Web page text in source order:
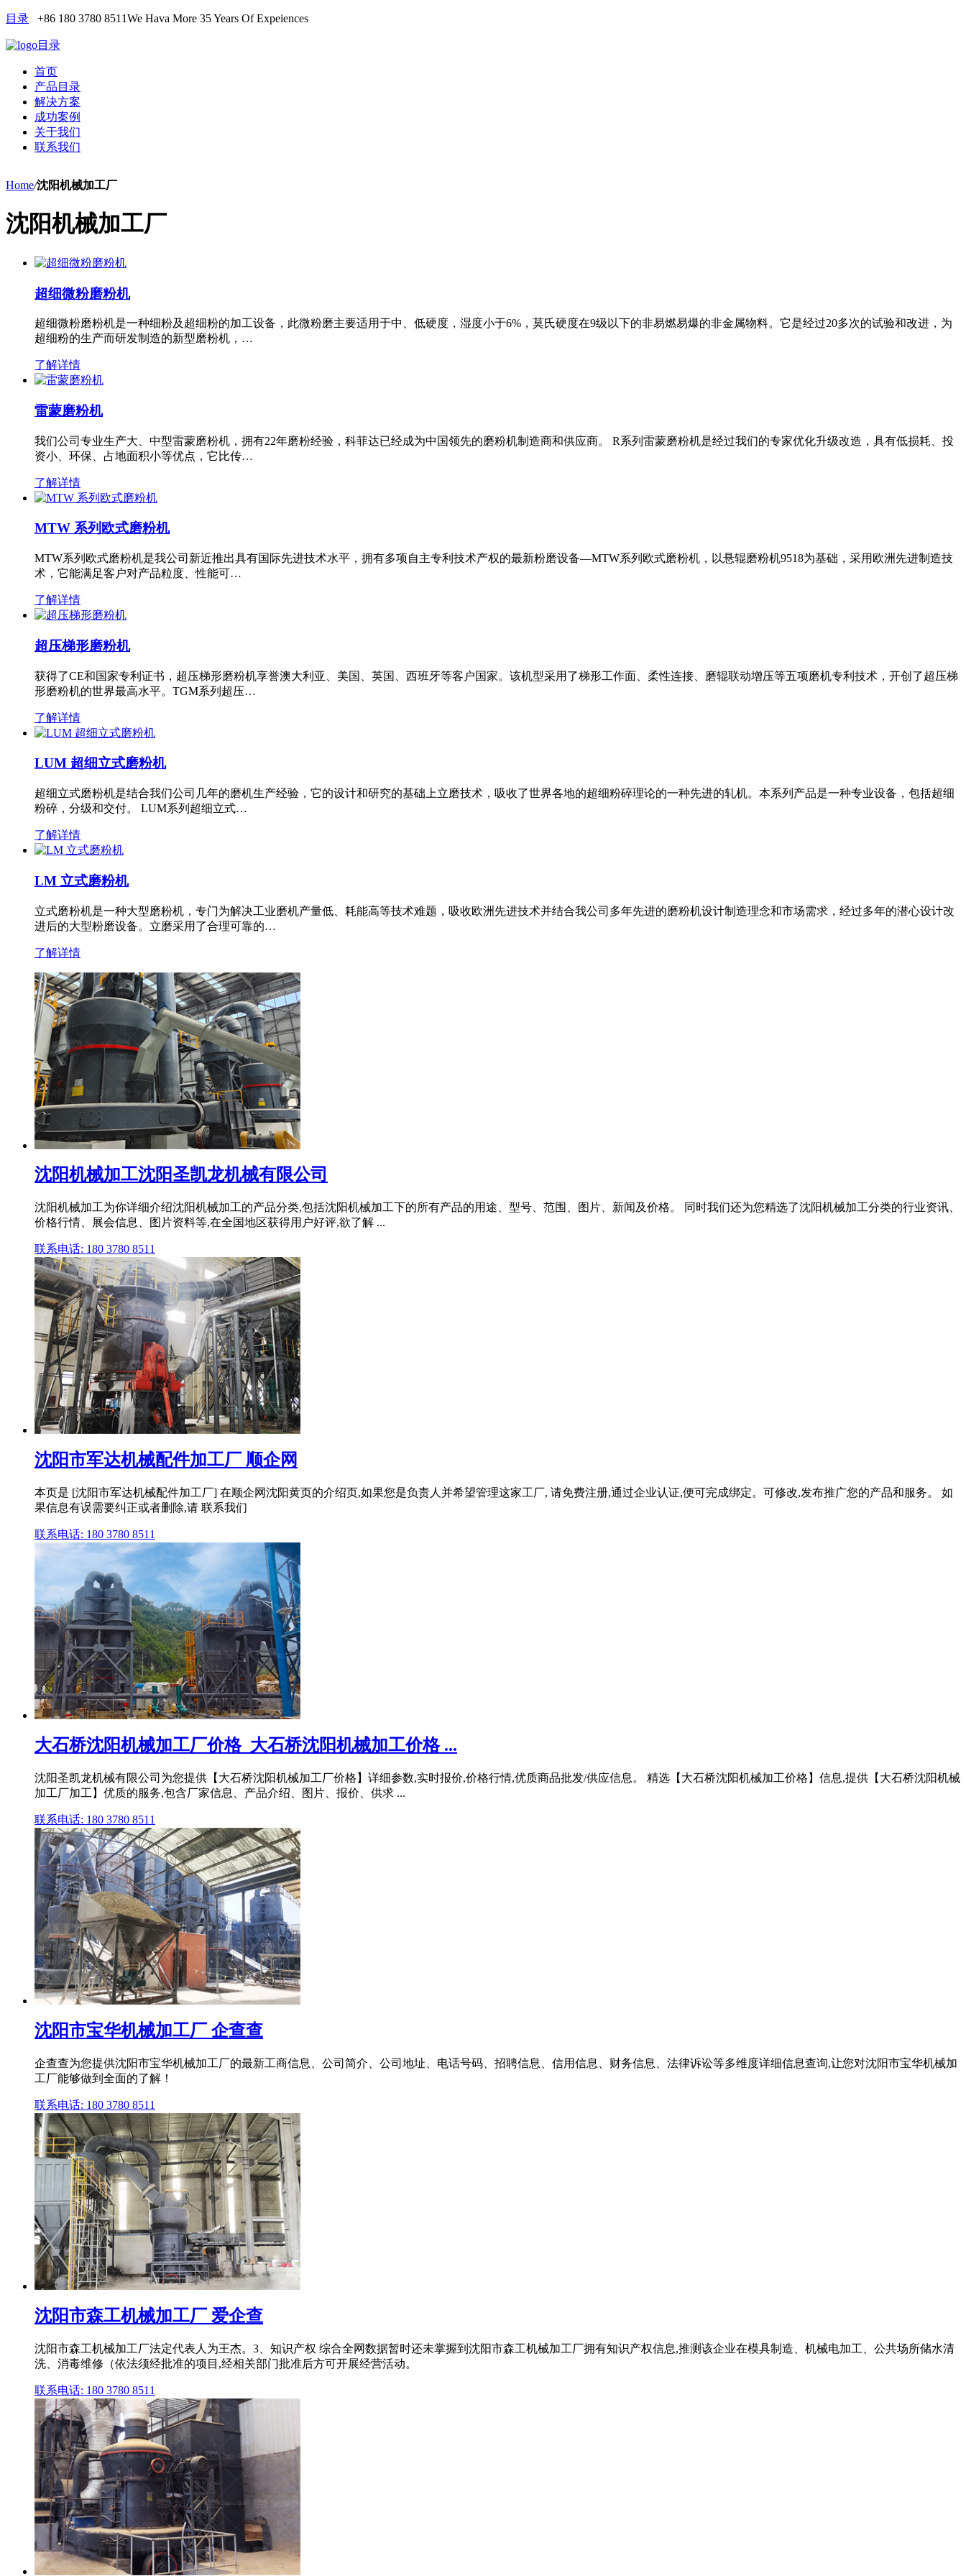
目录 +86 180 3780 8511We Hava More 35 Years Of Expeiences
目录
首页
产品目录
解决方案
成功案例
关于我们
联系我们
Home/沈阳机械加工厂
沈阳机械加工厂
超细微粉磨粉机
超细微粉磨粉机是一种细粉及超细粉的加工设备，此微粉磨主要适用于中、低硬度，湿度小于6%，莫氏硬度在9级以下的非易燃易爆的非金属物料。它是经过20多次的试验和改进，为
超细粉的生产而研发制造的新型磨粉机，…
了解详情
雷蒙磨粉机
我们公司专业生产大、中型雷蒙磨粉机，拥有22年磨粉经验，科菲达已经成为中国领先的磨粉机制造商和供应商。 R系列雷蒙磨粉机是经过我们的专家优化升级改造，具有低损耗、投
资小、环保、占地面积小等优点，它比传…
了解详情
MTW 系列欧式磨粉机
MTW系列欧式磨粉机是我公司新近推出具有国际先进技术水平，拥有多项自主专利技术产权的最新粉磨设备—MTW系列欧式磨粉机，以悬辊磨粉机9518为基础，采用欧洲先进制造技
术，它能满足客户对产品粒度、性能可…
了解详情
超压梯形磨粉机
获得了CE和国家专利证书，超压梯形磨粉机享誉澳大利亚、美国、英国、西班牙等客户国家。该机型采用了梯形工作面、柔性连接、磨辊联动增压等五项磨机专利技术，开创了超压梯
形磨粉机的世界最高水平。TGM系列超压…
了解详情
LUM 超细立式磨粉机
超细立式磨粉机是结合我们公司几年的磨机生产经验，它的设计和研究的基础上立磨技术，吸收了世界各地的超细粉碎理论的一种先进的轧机。本系列产品是一种专业设备，包括超细
粉碎，分级和交付。 LUM系列超细立式…
了解详情
LM 立式磨粉机
立式磨粉机是一种大型磨粉机，专门为解决工业磨机产量低、耗能高等技术难题，吸收欧洲先进技术并结合我公司多年先进的磨粉机设计制造理念和市场需求，经过多年的潜心设计改
进后的大型粉磨设备。立磨采用了合理可靠的…
了解详情
沈阳机械加工沈阳圣凯龙机械有限公司
沈阳机械加工为你详细介绍沈阳机械加工的产品分类,包括沈阳机械加工下的所有产品的用途、型号、范围、图片、新闻及价格。 同时我们还为您精选了沈阳机械加工分类的行业资讯、
价格行情、展会信息、图片资料等,在全国地区获得用户好评,欲了解 ...
联系电话: 180 3780 8511
沈阳市军达机械配件加工厂 顺企网
本页是 [沈阳市军达机械配件加工厂] 在顺企网沈阳黄页的介绍页,如果您是负责人并希望管理这家工厂, 请免费注册,通过企业认证,便可完成绑定。可修改,发布推广您的产品和服务。 如
果信息有误需要纠正或者删除,请 联系我们
联系电话: 180 3780 8511
大石桥沈阳机械加工厂价格_大石桥沈阳机械加工价格 ...
沈阳圣凯龙机械有限公司为您提供【大石桥沈阳机械加工厂价格】详细参数,实时报价,价格行情,优质商品批发/供应信息。 精选【大石桥沈阳机械加工价格】信息,提供【大石桥沈阳机械
加工厂加工】优质的服务,包含厂家信息、产品介绍、图片、报价、供求 ...
联系电话: 180 3780 8511
沈阳市宝华机械加工厂 企查查
企查查为您提供沈阳市宝华机械加工厂的最新工商信息、公司简介、公司地址、电话号码、招聘信息、信用信息、财务信息、法律诉讼等多维度详细信息查询,让您对沈阳市宝华机械加
工厂能够做到全面的了解！
联系电话: 180 3780 8511
沈阳市森工机械加工厂 爱企查
沈阳市森工机械加工厂法定代表人为王杰。3、知识产权 综合全网数据暂时还未掌握到沈阳市森工机械加工厂拥有知识产权信息,推测该企业在模具制造、机械电加工、公共场所储水清
洗、消毒维修（依法须经批准的项目,经相关部门批准后方可开展经营活动。
联系电话: 180 3780 8511